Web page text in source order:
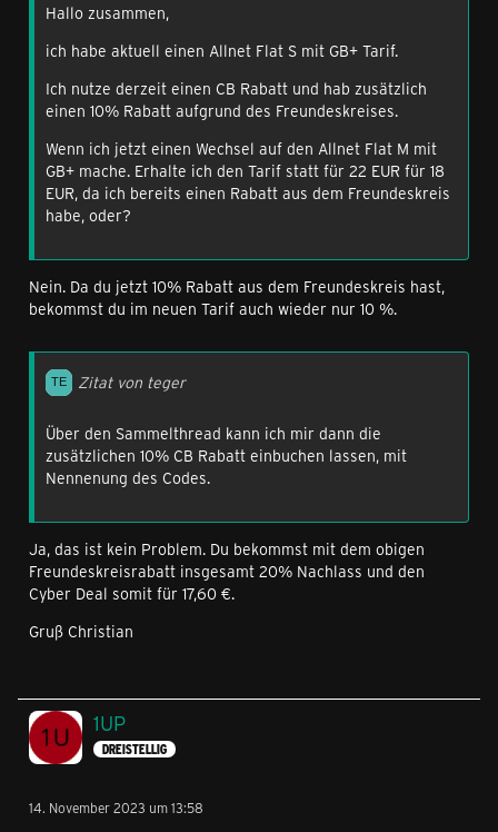
Hallo zusammen,
ich habe aktuell einen Allnet Flat S mit GB+ Tarif.
Ich nutze derzeit einen CB Rabatt und hab zusätzlich
einen 10% Rabatt aufgrund des Freundeskreises.
Wenn ich jetzt einen Wechsel auf den Allnet Flat M mit
GB+ mache. Erhalte ich den Tarif statt für 22 EUR für 18
EUR, da ich bereits einen Rabatt aus dem Freundeskreis
habe, oder?
Nein. Da du jetzt 10% Rabatt aus dem Freundeskreis hast,
bekommst du im neuen Tarif auch wieder nur 10 %.
Zitat von teger
Über den Sammelthread kann ich mir dann die
zusätzlichen 10% CB Rabatt einbuchen lassen, mit
Nennenung des Codes.
Ja, das ist kein Problem. Du bekommst mit dem obigen
Freundeskreisrabatt insgesamt 20% Nachlass und den
Cyber Deal somit für 17,60 €.
Gruß Christian
1UP
DREISTELLIG
14. November 2023 um 13:58